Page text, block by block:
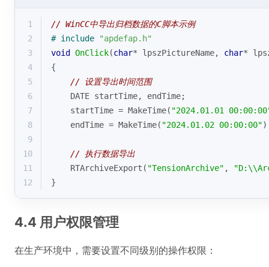
1
// WinCC中导出归档数据的C脚本示例
2
# include
"apdefap.h"
3
void OnClick(char* lpszPictureName, char*
4
{
5
// 设置导出时间范围
6
    DATE startTime, endTime;
7
    startTime = MakeTime(
"2024.01.01
8
    endTime = MakeTime(
"2024.01.02 00:00:00"
9
10
// 执行数据导出
11
    RTArchiveExport(
"TensionArchive" ,
12
}
4.4 用户权限管理
在生产环境中，需要设置不同级别的操作权限：